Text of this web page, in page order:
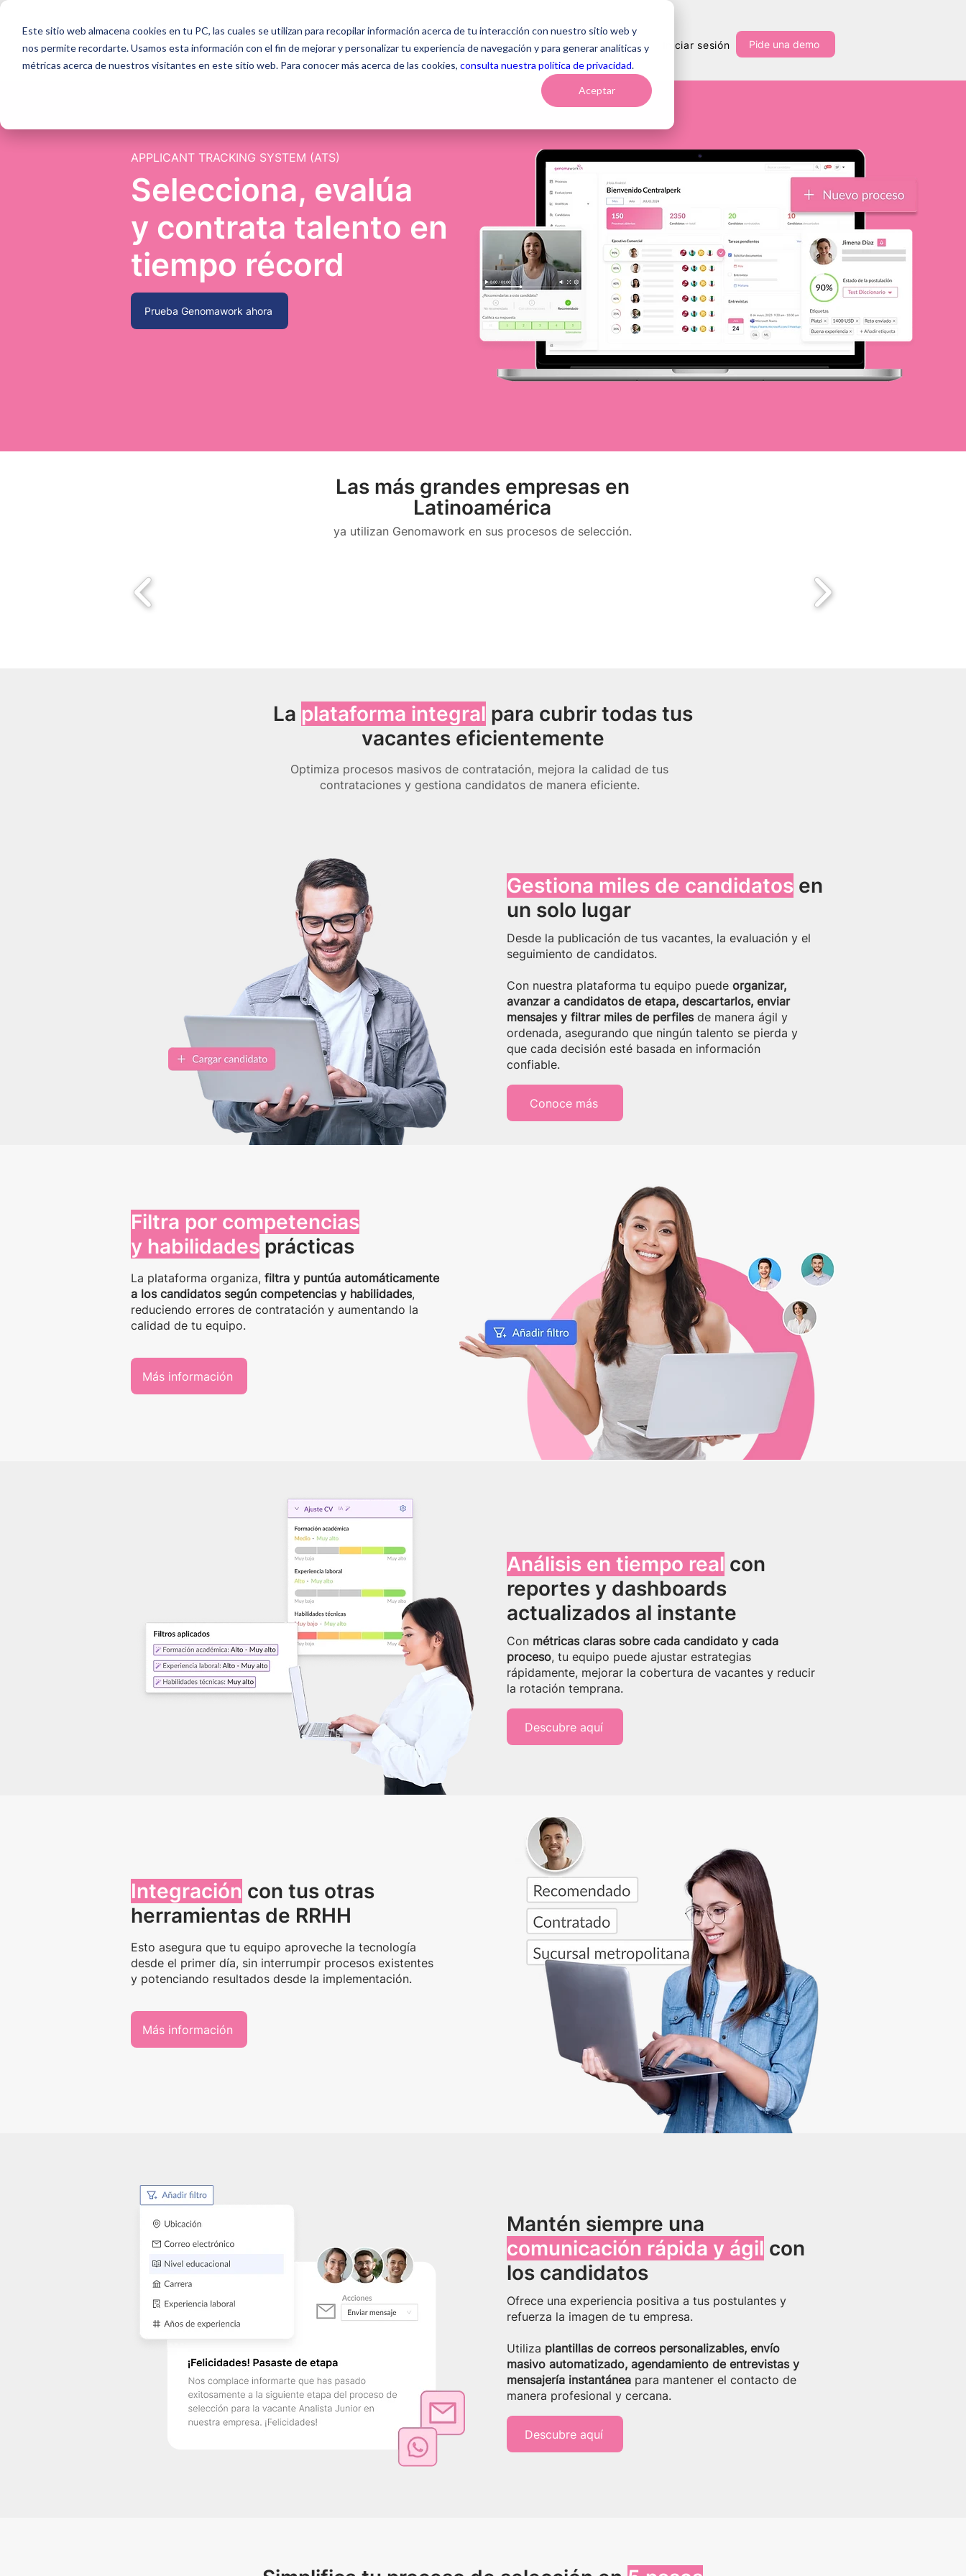
Este sitio web almacena cookies en tu PC, las cuales se utilizan para recopilar información acerca de tu interacción con nuestro sitio web y
nos permite recordarte. Usamos esta información con el fin de mejorar y personalizar tu experiencia de navegación y para generar analíticas y
métricas acerca de nuestros visitantes en este sitio web. Para conocer más acerca de las cookies, consulta nuestra política de privacidad.
Aceptar
Producto Soluciones ¿Por qué Genomawork? Recursos Blog Iniciar sesión Pide una demo
APPLICANT TRACKING SYSTEM (ATS)
Selecciona, evalúa
y contrata talento en
tiempo récord
Prueba Genomawork ahora
Las más grandes empresas en
Latinoamérica
ya utilizan Genomawork en sus procesosde selección.
La plataforma integral para cubrir todas tus
vacantes eficientemente
Optimiza procesos masivos de contratación, mejora la calidad de tus
contrataciones y gestiona candidatos de manera eficiente.
Gestiona miles de candidatos en
un solo lugar
Desde la publicación de tus vacantes, la evaluación y el
seguimiento de candidatos.
Con nuestra plataforma tu equipo puede organizar,
avanzar a candidatos de etapa, descartarlos, enviar
mensajes y filtrar miles de perfilesde manera ágil y
ordenada, asegurando que ningún talento se pierda y
que cada decisión esté basada en información
confiable.
Conoce más
Filtra por competencias
y habilidades prácticas
La plataforma organiza, filtra y puntúa automáticamente
a los candidatos según competencias y habilidades,
reduciendo errores de contratación y aumentando la
calidad de tu equipo.
Más información
Análisis en tiempo real con
reportes y dashboards
actualizados al instante
Con métricas claras sobre cada candidato y cada
proceso, tu equipo puede ajustar estrategias
rápidamente, mejorar la cobertura de vacantes y reducir
la rotación temprana.
Descubre aquí
Integración con tus otras
herramientas de RRHH
Esto asegura que tu equipo aproveche la tecnología
desde el primer día, sin interrumpir procesos existentes
y potenciando resultados desde la implementación.
Más información
Mantén siempre una
comunicación rápida y ágil con
los candidatos
Ofrece una experiencia positiva a tus postulantes y
refuerza la imagen de tu empresa.
Utiliza plantillas de correos personalizables, envío
masivo automatizado, agendamiento de entrevistas y
mensajería instantánea para mantener el contacto de
manera profesional y cercana.
Descubre aquí